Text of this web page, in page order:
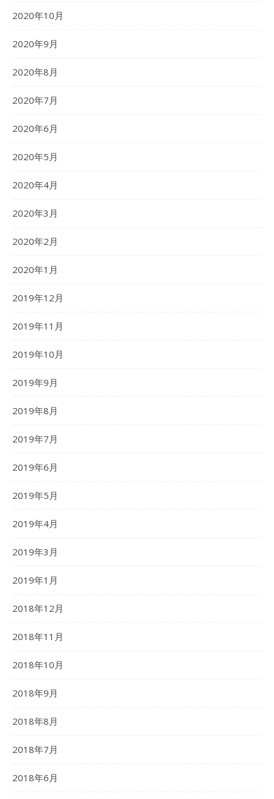
2020年10月
2020年9月
2020年8月
2020年7月
2020年6月
2020年5月
2020年4月
2020年3月
2020年2月
2020年1月
2019年12月
2019年11月
2019年10月
2019年9月
2019年8月
2019年7月
2019年6月
2019年5月
2019年4月
2019年3月
2019年1月
2018年12月
2018年11月
2018年10月
2018年9月
2018年8月
2018年7月
2018年6月